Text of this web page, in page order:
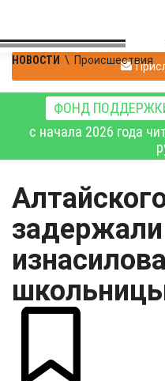
НОВОСТИ \ Происшествия
ФОНД
с начала 2026 года
задержали